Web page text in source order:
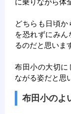
に乗りながら体
どちらも日頃
を恐れずにみ
るのだと思いま
布田小の大切に
ながる姿だと思
布田小のよ